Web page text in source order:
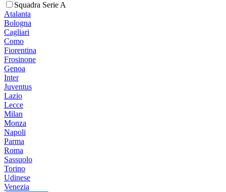
Squadra Serie A
Atalanta
Bologna
Cagliari
Como
Fiorentina
Frosinone
Genoa
Inter
Juventus
Lazio
Lecce
Milan
Monza
Napoli
Parma
Roma
Sassuolo
Torino
Udinese
Venezia